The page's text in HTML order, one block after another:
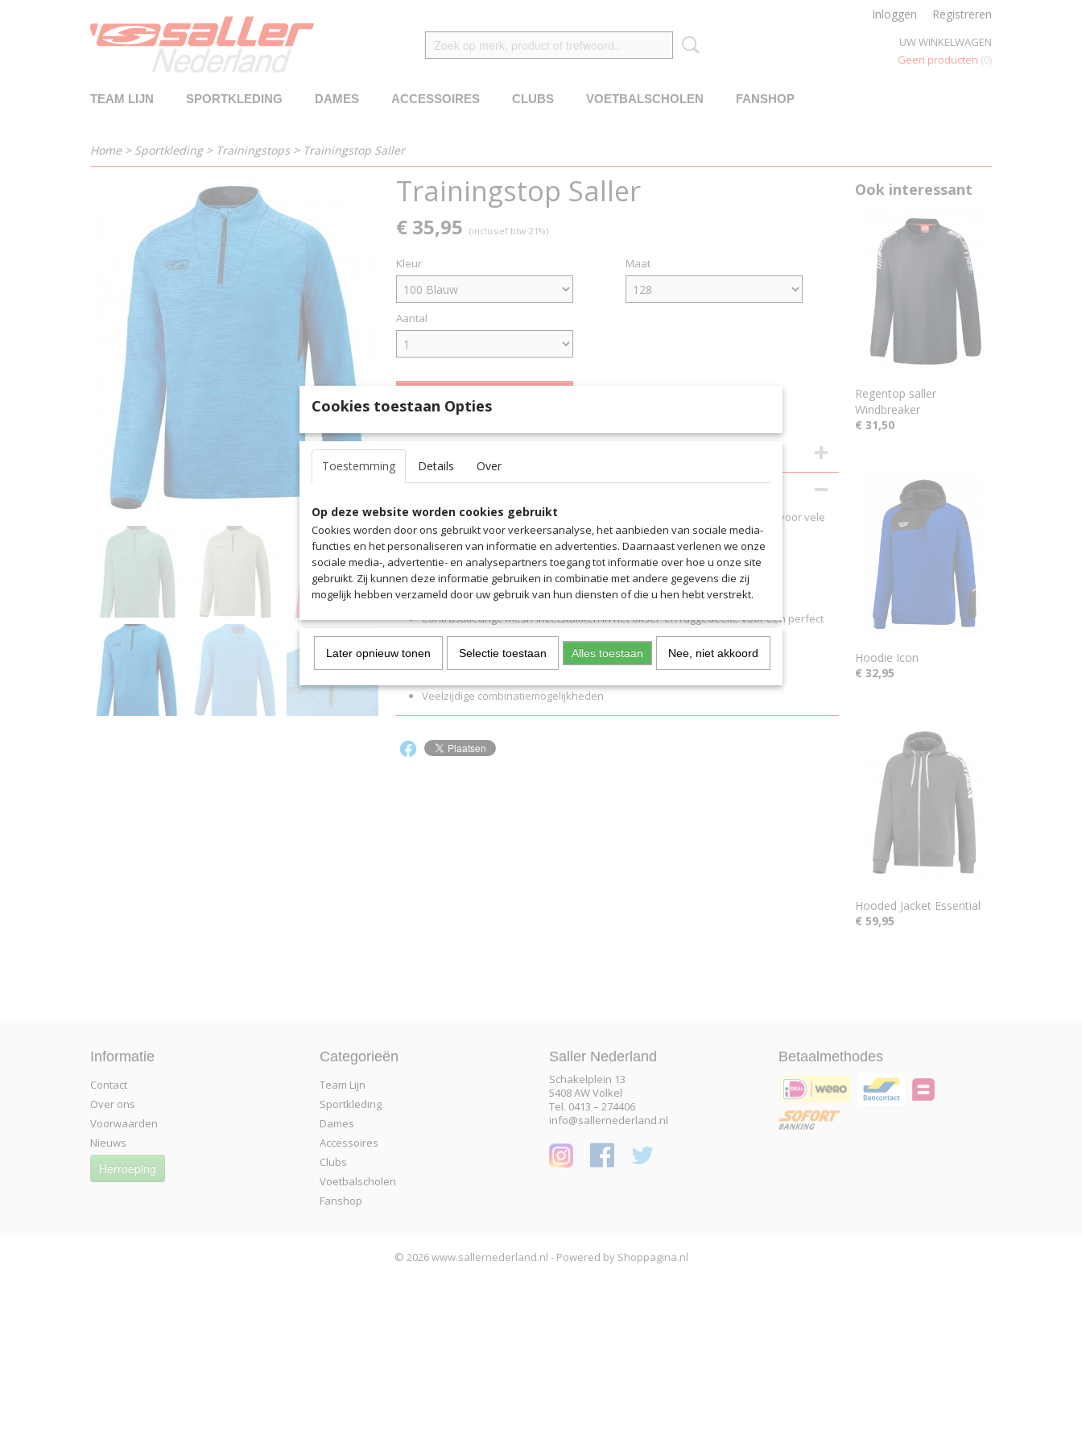
Inloggen Registreren
UW WINKELWAGEN
Geen producten (0)
TEAM LIJN SPORTKLEDING DAMES ACCESSOIRES CLUBS VOETBALSCHOLEN FANSHOP
Home> Sportkleding> Trainingstops > Trainingstop Saller
Trainingstop Saller
€ 35,95 (inclusief btw 21%)
Kleur Maat
Aantal
IN WINKELWAGEN
Specificaties
Productcode
6219
Omschrijving
Dit saller-sweatshirt in gemêleerde kleuren is geschikt voor de vrije tijd en ook voor vele
soorten sporten die intensief worden gebruikt.
Sweat met opstaande kraag en korte borstrits
Zeer zacht, licht en slijtvast functioneel materiaal
Raglanmouwen voor meer bewegingsvrijheid
Contrastkleurige mesh-inzetstukken in het oksel- en ruggedeelte voor een perfect
lichaamsklimaat
Functioneel, recht gesneden
Veelzijdige combinatiemogelijkheden
Ook interessant
Regentop saller
Windbreaker
€ 31,50
Hoodie Icon
€ 32,95
Hooded Jacket Essential
€ 59,95
Informatie
Contact
Over ons
Voorwaarden
Nieuws
Herroeping
Categorieën
Team Lijn
Sportkleding
Dames
Accessoires
Clubs
Voetbalscholen
Fanshop
Saller Nederland
Schakelplein 13
5408 AW Volkel
Tel. 0413 – 274406
info@sallernederland.nl
Betaalmethodes
© 2026 www.sallernederland.nl - Powered by Shoppagina.nl
Cookies toestaan Opties
Toestemming Details Over
Op deze website worden cookies gebruikt
Cookies worden door ons gebruikt voor verkeersanalyse, het aanbieden van sociale media-
functies en het personaliseren van informatie en advertenties. Daarnaast verlenen we onze
sociale media-, advertentie- en analysepartners toegang tot informatie over hoe u onze site
gebruikt. Zij kunnen deze informatie gebruiken in combinatie met andere gegevens die zij
mogelijk hebben verzameld door uw gebruik van hun diensten of die u hen hebt verstrekt.
Later opnieuw tonen Selectie toestaan Alles toestaan Nee, niet akkoord